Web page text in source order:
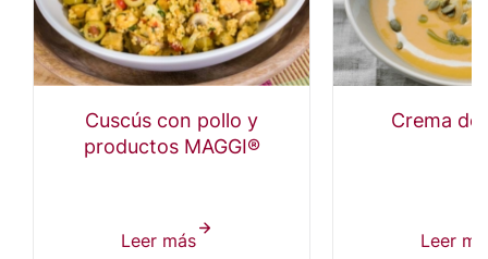
Cuscús con pollo y
productos MAGGI®
Leer más sobre
Crema de
Leer